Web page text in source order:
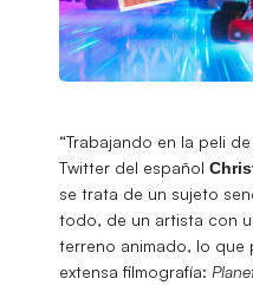
“Trabajando en la peli
Twitter del español
se trata de un sujeto
todo, de un artista con
terreno animado, lo que
extensa filmografía: